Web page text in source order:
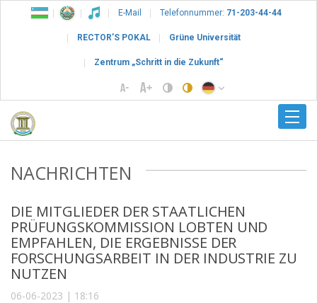
E-Mail Telefonnummer: 71-203-44-44
RECTOR’S POKAL Grüne Universität
Zentrum „Schritt in die Zukunft“
NACHRICHTEN
DIE MITGLIEDER DER STAATLICHEN
PRÜFUNGSKOMMISSION LOBTEN UND
EMPFAHLEN, DIE ERGEBNISSE DER
FORSCHUNGSARBEIT IN DER INDUSTRIE ZU
NUTZEN
06-06-2023 | 18:16